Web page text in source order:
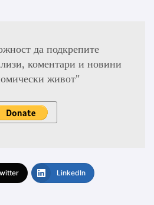
да подкрепите
коментари и новини
живот"
LinkedIn